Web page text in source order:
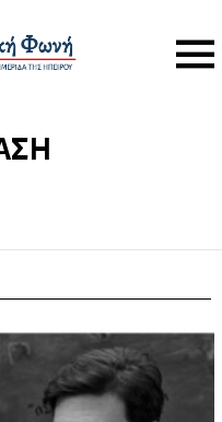
Menu